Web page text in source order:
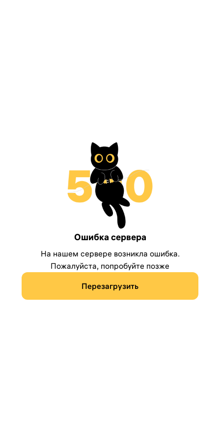
Ошибка сервера
На нашем сервере возникла ошибка.
Пожалуйста, попробуйте позже
Перезагрузить